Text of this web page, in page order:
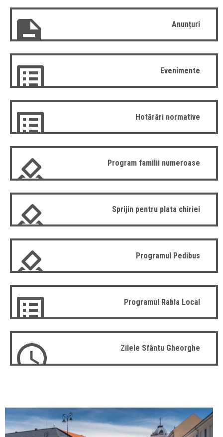
Anunțuri
Evenimente
Hotărâri normative
Program familii numeroase
Sprijin pentru plata chiriei
Programul Pedibus
Programul Rabla Local
Zilele Sfântu Gheorghe